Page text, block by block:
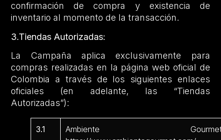
confirmación de compra y existencia de
inventario al momento de la transacción.
3.Tiendas Autorizadas:
La Campaña aplica exclusivamente para
compras realizadas en la página web oficial de
Colombia a través de los siguientes enlaces
oficiales (en adelante, las “Tiendas
Autorizadas”):
3.1
Ambiente